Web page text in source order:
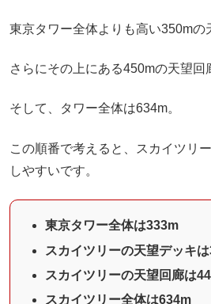
東京タワー全体よりも高い350mの
さらにその上にある450mの天望回
そして、タワー全体は634m。
この順番で考えると、スカイツリ
しやすいです。
東京タワー全体は333m
スカイツリーの天望デッキ
スカイツリーの天望回廊は
スカイツリー全体は634m